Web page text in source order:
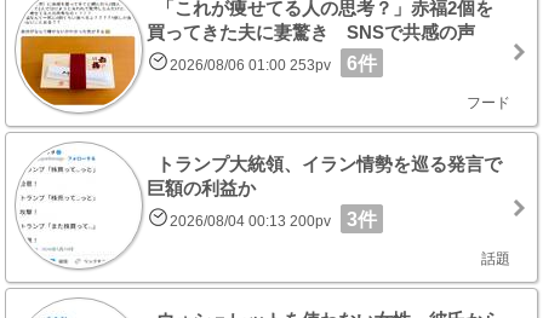
「これが痩せてる人の思考？」赤福2個を
買ってきた夫に妻驚き SNSで共感の声
2026/08/06 01:00 253pv 6件
フード
トランプ大統領、イラン情勢を巡る発言で
巨額の利益か
2026/08/04 00:13 200pv 3件
話題